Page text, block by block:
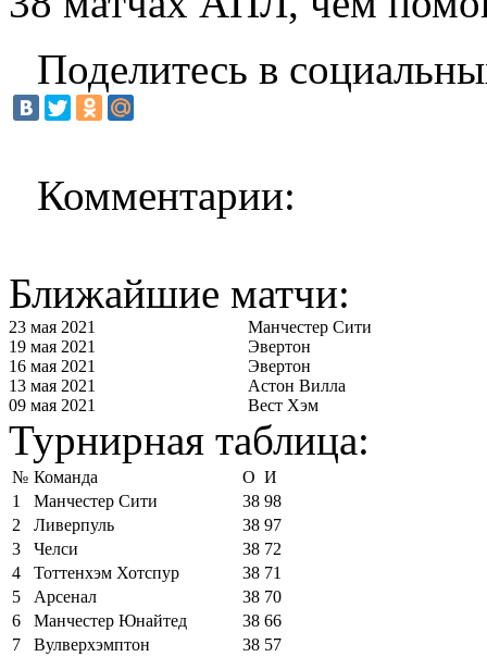
Поделитесь в
Комментарии:
Ближайшие матчи:
23 мая 2021
Манчестер Сити
19 мая 2021
Эвертон
16 мая 2021
Эвертон
13 мая 2021
Астон Вилла
09 мая 2021
Вест Хэм
Турнирная таблица:
№ Команда О И
1
Манчестер Сити 38 98
2
Ливерпуль 38 97
3
Челси 38 72
4
Тоттенхэм Хотспур 38 71
5
Арсенал 38 70
6
Манчестер Юнайтед 38 66
7
Вулверхэмптон 38 57